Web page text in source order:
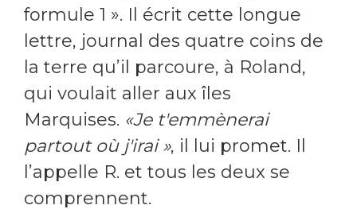
formule 1 ». Il écrit cette longue
lettre, journal des quatre coins de
la terre qu’il parcoure, à Roland,
qui voulait aller aux îles
Marquises. «Je t'emmènerai
partout où j'irai », il lui promet. Il
l’appelle R. et tous les deux se
comprennent.